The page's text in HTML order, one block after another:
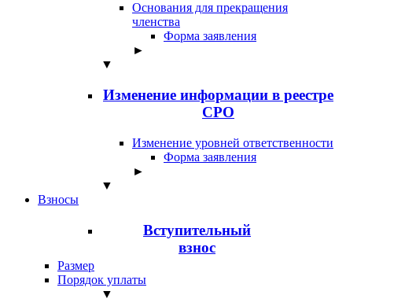
Основания для прекращения
членства
Форма заявления
►
▼
Изменение информации в реестре
СРО
Изменение уровней ответственности
Форма заявления
►
▼
Взносы
Вступительный
взнос
Размер
Порядок уплаты
▼